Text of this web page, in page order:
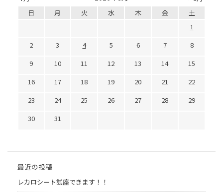
日 月 火 水 木 金
土
1
2
3 4 5 6 7
8
9
10 11 12 13 14
15
16
17 18 19 20 21
22
23
24 25 26 27 28
29
30
31
最近の投稿
レカロシート試座できます！！